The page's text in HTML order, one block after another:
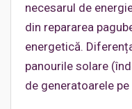
necesarul de
din repararea
energetică.
panourile solare
de generatoarele